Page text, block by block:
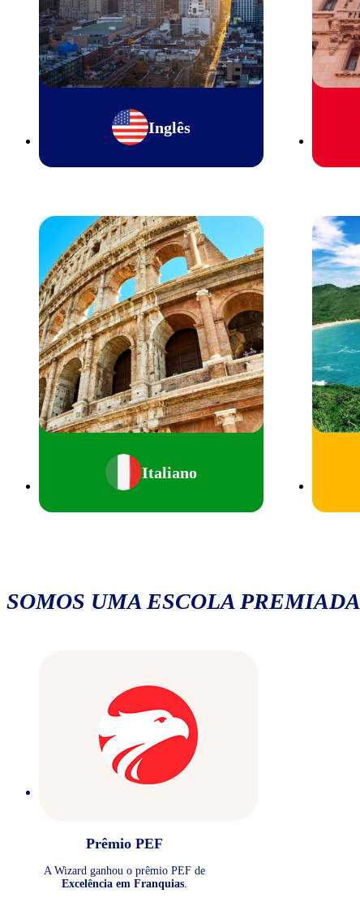
Inglês
Italiano
SOMOS UMA ESCOLA PREMIADA
Prêmio PEF
A Wizard ganhou o prêmio PEF de
Excelência em Franquias.